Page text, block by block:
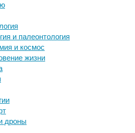
и палеонтология
и космос
жизни
дроны
биология
вирусы восприятие
дети
и методы